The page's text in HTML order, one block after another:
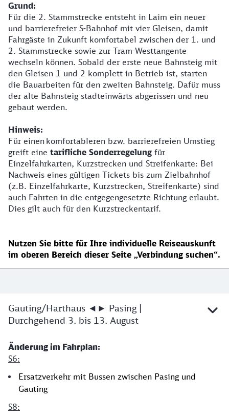
Grund:
Für die 2. Stammstrecke entsteht in Laim ein neuer
und barrierefreier S-Bahnhof mit vier Gleisen, damit
Fahrgäste in Zukunft komfortabel zwischen der 1. und
2. Stammstrecke sowie zur Tram-Westtangente
wechseln können. Sobald der erste neue Bahnsteig mit
den Gleisen 1 und 2 komplett in Betrieb ist, starten
die Bauarbeiten für den zweiten Bahnsteig. Dafür muss
der alte Bahnsteig stadteinwärts abgerissen und neu
gebaut werden.
Hinweis:
Für einen komfortableren bzw. barrierefreien Umstieg
greift eine tarifliche Sonderregelung für
Einzelfahrkarten, Kurzstrecken und Streifenkarte: Bei
Nachweis eines gültigen Tickets bis zum Zielbahnhof
(z.B. Einzelfahrkarte, Kurzstrecken, Streifenkarte) sind
auch Fahrten in die entgegengesetzte Richtung erlaubt.
Dies gilt auch für den Kurzstreckentarif.
Nutzen Sie bitte für Ihre individuelle Reiseauskunft
im oberen Bereich dieser Seite „Verbindung suchen“.
Gauting/Harthaus ◄► Pasing |
Durchgehend 3. bis 13. August
Änderung im Fahrplan:
S6:
Ersatzverkehr mit Bussen zwischen Pasing und
Gauting
S8: